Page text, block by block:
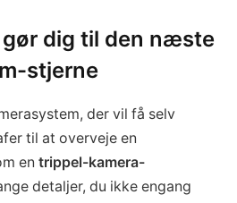
gør dig til den næste
stjerne
der vil få selv
til at overveje en
en trippel-kamera-
detaljer, du ikke engang